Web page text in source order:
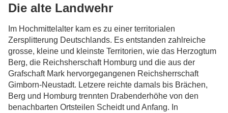
Die alte Landwehr
Im Hochmittelalter kam es zu einer territorialen
Zersplitterung Deutschlands. Es entstanden zahlreiche
grosse, kleine und kleinste Territorien, wie das Herzogtum
Berg, die Reichsherschaft Homburg und die aus der
Grafschaft Mark hervorgegangenen Reichsherrschaft
Gimborn-Neustadt. Letzere reichte damals bis Brächen,
Berg und Homburg trennten Drabenderhöhe von den
benachbarten Ortsteilen Scheidt und Anfang. In